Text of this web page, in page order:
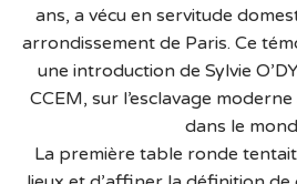
ans, a vécu en servitude
arrondissement de Paris. Ce
une introduction de Sylvie
CCEM, sur l’esclavage
dans le
La première table ronde